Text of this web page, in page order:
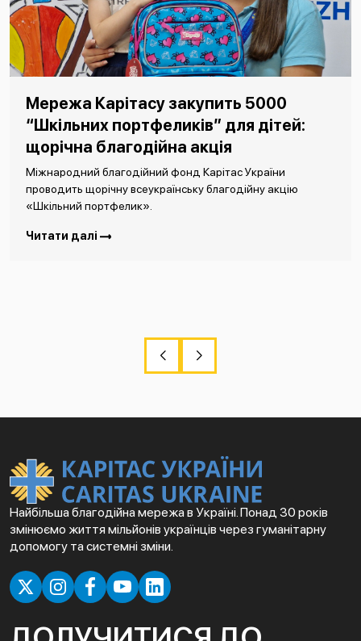
Мережа Карітасу закупить 5000
“Шкільних портфеликів” для дітей:
щорічна благодійна акція
Міжнародний благодійний фонд Карітас України
проводить щорічну всеукраїнську благодійну акцію
«Шкільний портфелик».
Читати далі
Найбільша благодійна мережа в Україні. Понад 30 років
змінюємо життя мільйонів українців через гуманітарну
допомогу та системні зміни.